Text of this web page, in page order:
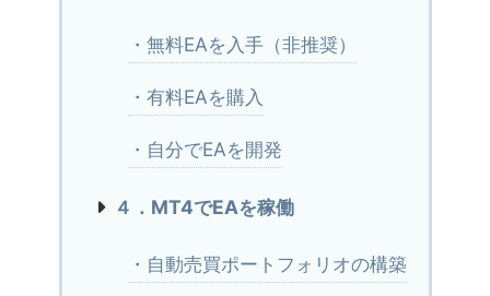
・無料EAを入手（非推奨）
・有料EAを購入
・自分でEAを開発
４．MT4でEAを稼働
・自動売買ポートフォリオの構築